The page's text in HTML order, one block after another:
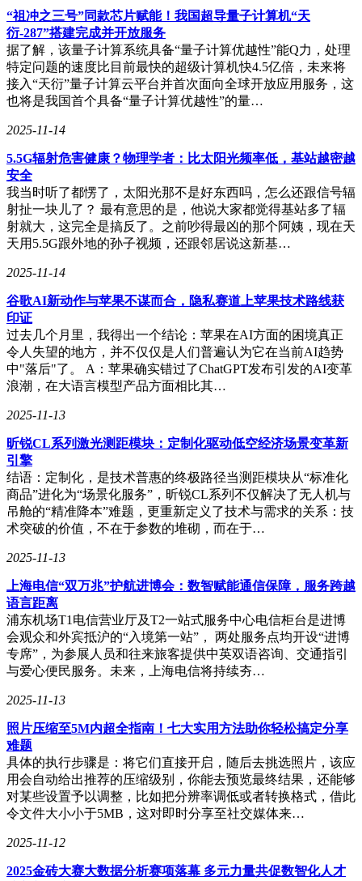
“祖冲之三号”同款芯片赋能！我国超导量子计算机“天
衍-287”搭建完成并开放服务
据了解，该量子计算系统具备“量子计算优越性”能Q力，处理
特定问题的速度比目前最快的超级计算机快4.5亿倍，未来将
接入“天衍”量子计算云平台并首次面向全球开放应用服务，这
也将是我国首个具备“量子计算优越性”的量…
2025-11-14
5.5G辐射危害健康？物理学者：比太阳光频率低，基站越密越
安全
我当时听了都愣了，太阳光那不是好东西吗，怎么还跟信号辐
射扯一块儿了？ 最有意思的是，他说大家都觉得基站多了辐
射就大，这完全是搞反了。之前吵得最凶的那个阿姨，现在天
天用5.5G跟外地的孙子视频，还跟邻居说这新基…
2025-11-14
谷歌AI新动作与苹果不谋而合，隐私赛道上苹果技术路线获
印证
过去几个月里，我得出一个结论：苹果在AI方面的困境真正
令人失望的地方，并不仅仅是人们普遍认为它在当前AI趋势
中"落后"了。 A：苹果确实错过了ChatGPT发布引发的AI变革
浪潮，在大语言模型产品方面相比其…
2025-11-13
昕锐CL系列激光测距模块：定制化驱动低空经济场景变革新
引擎
结语：定制化，是技术普惠的终极路径当测距模块从“标准化
商品”进化为“场景化服务”，昕锐CL系列不仅解决了无人机与
吊舱的“精准降本”难题，更重新定义了技术与需求的关系：技
术突破的价值，不在于参数的堆砌，而在于…
2025-11-13
上海电信“双万兆”护航进博会：数智赋能通信保障，服务跨越
语言距离
浦东机场T1电信营业厅及T2一站式服务中心电信柜台是进博
会观众和外宾抵沪的“入境第一站”， 两处服务点均开设“进博
专席”，为参展人员和往来旅客提供中英双语咨询、交通指引
与爱心便民服务。未来，上海电信将持续夯…
2025-11-13
照片压缩至5M内超全指南！七大实用方法助你轻松搞定分享
难题
具体的执行步骤是：将它们直接开启，随后去挑选照片，该应
用会自动给出推荐的压缩级别，你能去预览最终结果，还能够
对某些设置予以调整，比如把分辨率调低或者转换格式，借此
令文件大小小于5MB，这对即时分享至社交媒体来…
2025-11-12
2025金砖大赛大数据分析赛项落幕 多元力量共促数智化人才